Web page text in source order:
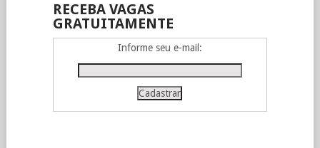
RECEBA VAGAS
GRATUITAMENTE
Informe seu e-mail: